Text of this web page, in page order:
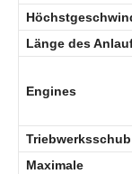
Länge des
Engines
Maximale